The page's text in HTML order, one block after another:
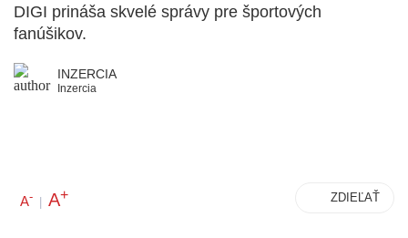
DIGI prináša skvelé správy pre športových
fanúšikov.
INZERCIA
Inzercia
A- | A+ ZDIEĽAŤ